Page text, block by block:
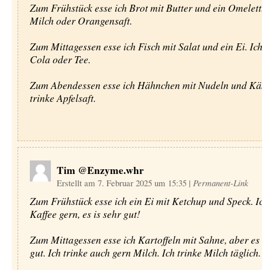
Zum Frühstück esse ich Brot mit Butter und ein
Milch oder Orangensaft.
Zum Mittagessen esse ich Fisch mit Salat und ein Ei.
Cola oder Tee.
Zum Abendessen esse ich Hähnchen mit Nudeln und
trinke Apfelsaft.
Tim @Enzyme.whr
Erstellt am 7. Februar 2025 um 15:35 | Permanent-Link
Zum Frühstück esse ich ein Ei mit Ketchup und Speck.
Kaffee gern, es is sehr gut!
Zum Mittagessen esse ich Kartoffeln mit Sahne, aber
gut. Ich trinke auch gern Milch. Ich trinke Milch täglich.